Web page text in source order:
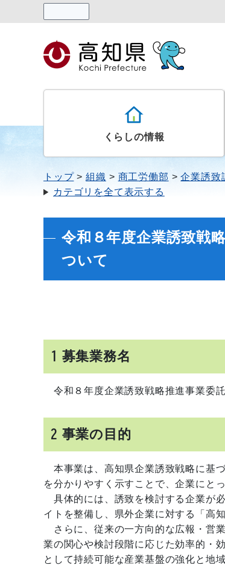
くらしの情報
トップ 組織 商工労働部
企業誘致
カテゴリを全て表示する
令和８年度企業誘致戦
ついて
1 募集業務名
令和８年度企業誘致戦略推進事業委
2 事業の目的
本事業は、高知県企業誘致戦略に基
を分かりやすく示すことで、企業にと
具体的には、誘致を検討する企業が
イトを整備し、県外企業に対する「高
さらに、従来の一方向的な広報・営
業の関心や検討段階に応じた効率的・
として持続可能な産業基盤の強化と地